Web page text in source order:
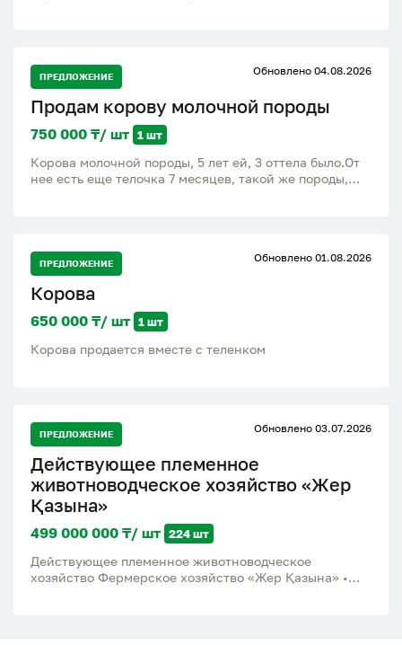
ПРЕДЛОЖЕНИЕ Обновлено 04.08.2026
Продам корову молочной породы
750 000 ₸/ шт 1 шт
Корова молочной породы, 5 лет ей, 3 оттела было.От
нее есть еще телочка 7 месяцев, такой же породы,
ПРЕДЛОЖЕНИЕ Обновлено 01.08.2026
Корова
650 000 ₸/ шт 1 шт
Корова продается вместе с теленком
ПРЕДЛОЖЕНИЕ Обновлено 03.07.2026
Действующее племенное
животноводческое хозяйство «Жер
Қазына»
499 000 000 ₸/ шт 224 шт
Действующее племенное животноводческое
хозяйство Фермерское хозяйство «Жер Қазына» •